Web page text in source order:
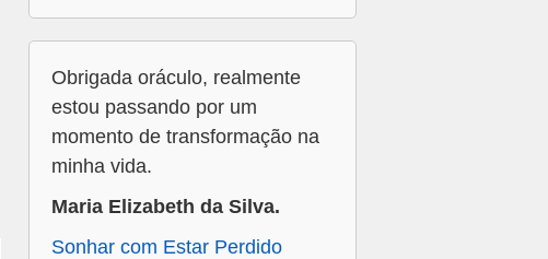
Obrigada oráculo, realmente
estou passando por um
momento de transformação na
minha vida.
Maria Elizabeth da Silva.
Sonhar com Estar Perdido